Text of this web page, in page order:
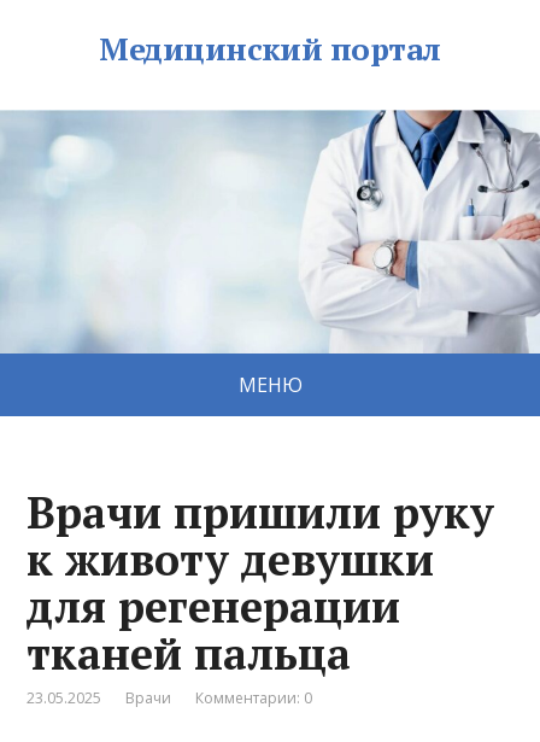
Медицинский портал
МЕНЮ
Врачи пришили руку
к животу девушки
для регенерации
тканей пальца
23.05.2025 Врачи Комментарии: 0